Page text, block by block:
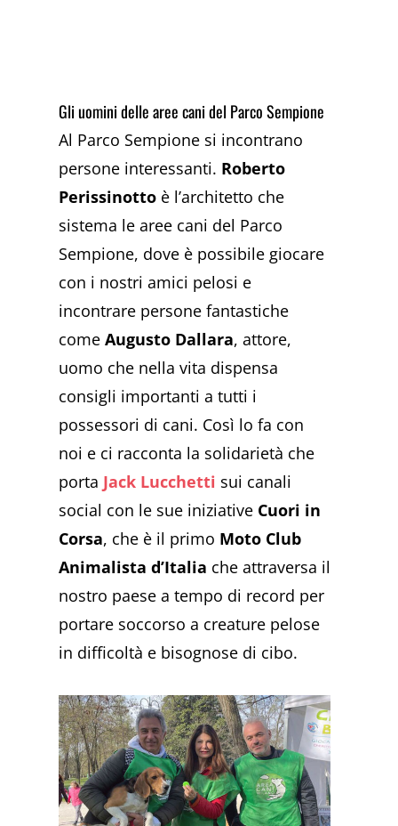
Gli uomini delle aree cani del Parco Sempione
Al Parco Sempione si incontrano
persone interessanti. Roberto
Perissinotto è l’architetto che
sistema le aree cani del Parco
Sempione, dove è possibile giocare
con i nostri amici pelosi e
incontrare persone fantastiche
comeAugusto Dallara, attore,
uomo che nella vita dispensa
consigli importanti a tutti i
possessori di cani. Così lo fa con
noi e ci racconta la solidarietà che
porta Jack Lucchetti sui canali
social con le sue iniziative Cuori in
Corsa, che è il primo Moto Club
Animalista d’Italia che attraversa il
nostro paese a tempo di record per
portare soccorso a creature pelose
in difficoltà e bisognose di cibo.